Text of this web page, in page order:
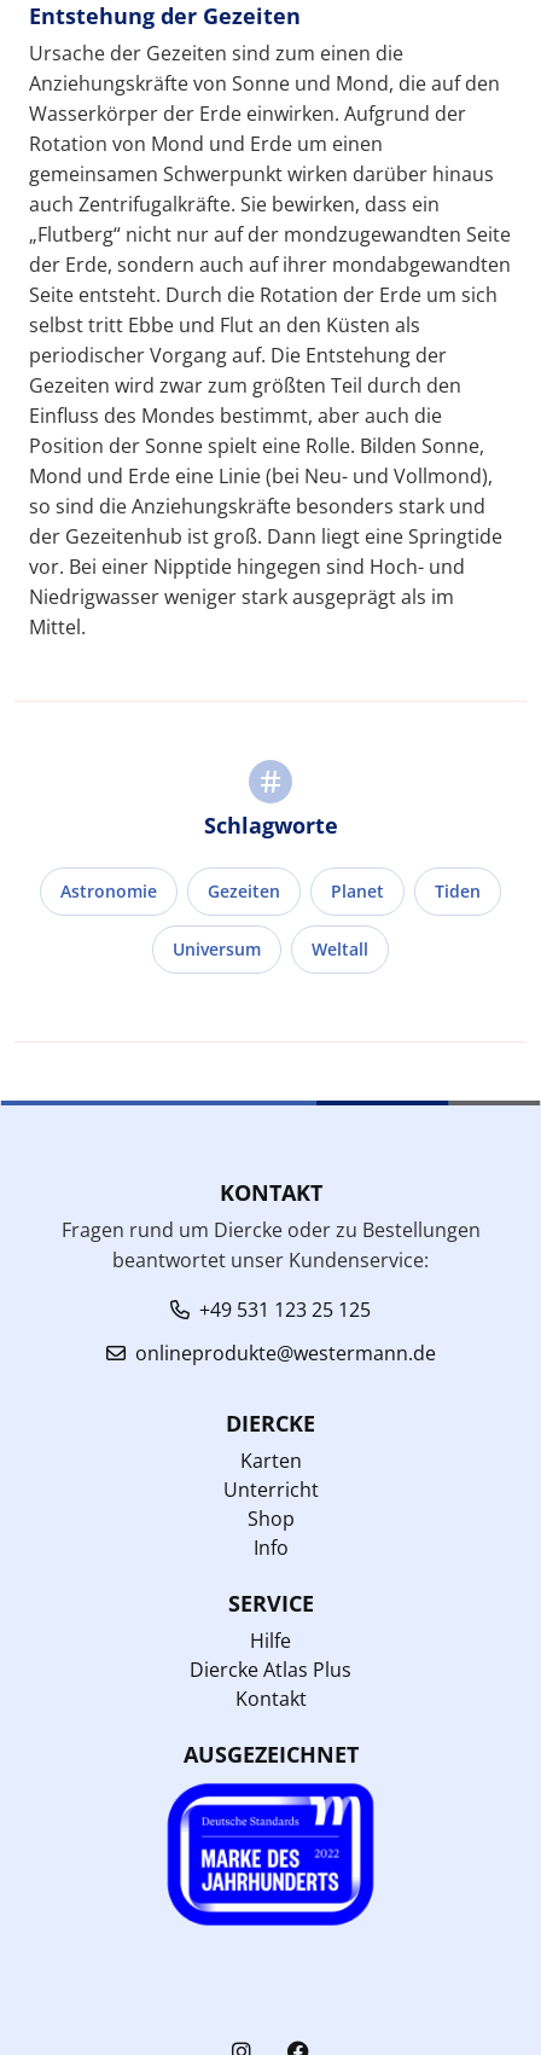
Entstehung der Gezeiten
Ursache der Gezeiten sind zum einen die
Anziehungskräfte von Sonne und Mond, die auf den
Wasserkörper der Erde einwirken. Aufgrund der
Rotation von Mond und Erde um einen
gemeinsamen Schwerpunkt wirken darüber hinaus
auch Zentrifugalkräfte. Sie bewirken, dass ein
„Flutberg“ nicht nur auf der mondzugewandten Seite
der Erde, sondern auch auf ihrer mondabgewandten
Seite entsteht. Durch die Rotation der Erde um sich
selbst tritt Ebbe und Flut an den Küsten als
periodischer Vorgang auf. Die Entstehung der
Gezeiten wird zwar zum größten Teil durch den
Einfluss des Mondes bestimmt, aber auch die
Position der Sonne spielt eine Rolle. Bilden Sonne,
Mond und Erde eine Linie (bei Neu- und Vollmond),
so sind die Anziehungskräfte besonders stark und
der Gezeitenhub ist groß. Dann liegt eine Springtide
vor. Bei einer Nipptide hingegen sind Hoch- und
Niedrigwasser weniger stark ausgeprägt als im
Mittel.
Schlagworte
Astronomie Gezeiten Planet Tiden
Universum Weltall
KONTAKT
Fragen rund um Diercke oder zu Bestellungen
beantwortet unser Kundenservice:
+49 531 123 25 125
onlineprodukte@westermann.de
DIERCKE
Karten
Unterricht
Shop
Info
SERVICE
Hilfe
Diercke Atlas Plus
Kontakt
AUSGEZEICHNET